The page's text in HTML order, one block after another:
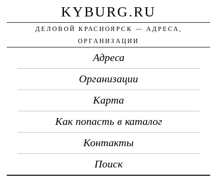
KYBURG.RU
ДЕЛОВОЙ КРАСНОЯРСК — АДРЕСА,
ОРГАНИЗАЦИИ
Адреса
Организации
Карта
Как попасть в каталог
Контакты
Поиск